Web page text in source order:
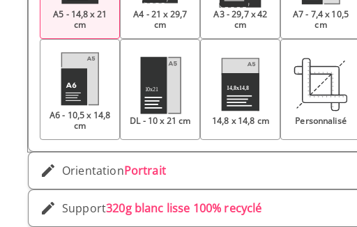
A5 - 14,8 x 21
cm
A4 - 21 x 29,7
cm
A3 - 29,7 x 42
cm
A7 - 7,4 x 10,5
cm
A6 - 10,5 x 14,8
cm
DL - 10 x 21 cm 14,8 x 14,8 cm Personnalisé
OrientationPortrait
Support320g blanc lisse 100% recyclé